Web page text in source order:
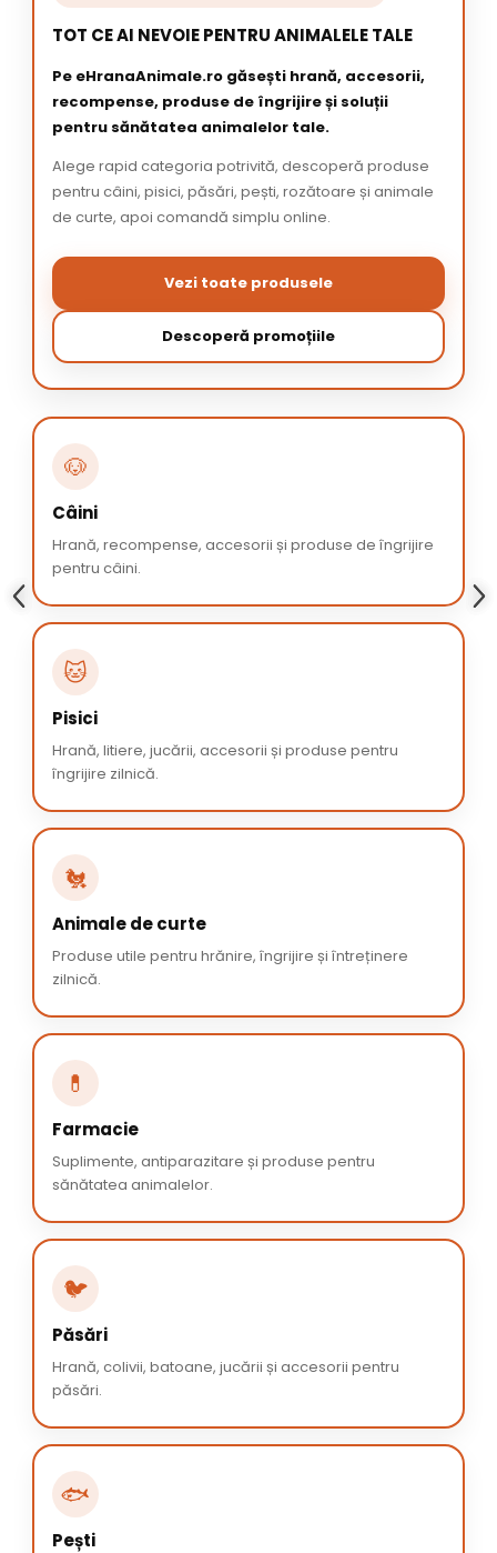
TOT CE AI NEVOIE PENTRU ANIMALELE TALE
Pe eHranaAnimale.ro găsești hrană, accesorii,
recompense, produse de îngrijire și soluții
pentru sănătatea animalelor tale.
Alege rapid categoria potrivită, descoperă produse
pentru câini, pisici, păsări, pești, rozătoare și animale
de curte, apoi comandă simplu online.
Vezi toate produsele
Descoperă promoțiile
🐶
Câini
Hrană, recompense, accesorii și produse de îngrijire
pentru câini.
🐱
Pisici
Hrană, litiere, jucării, accesorii și produse pentru
îngrijire zilnică.
🐔
Animale de curte
Produse utile pentru hrănire, îngrijire și întreținere
zilnică.
💊
Farmacie
Suplimente, antiparazitare și produse pentru
sănătatea animalelor.
🐦
Păsări
Hrană, colivii, batoane, jucării și accesorii pentru
păsări.
🐟
Pești